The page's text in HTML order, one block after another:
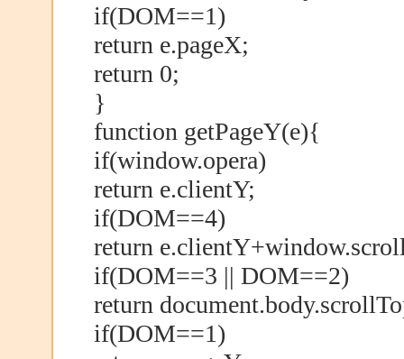
if(DOM==1)
return e.pageX;
return 0;
}
function getPageY(e){
if(window.opera)
return e.clientY;
if(DOM==4)
return
if(DOM==3 || DOM==2)
return
if(DOM==1)